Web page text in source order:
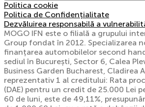
Politica cookie
Politica de Confidențialitate
Dezvăluirea responsabilă a
MOGO IFN este o filială a grupului
Group fondat în 2012. Specializarea
finanțarea automobilelor second
sediul în București, Sector 6, Calea
Business Garden Bucharest, Cladirea
reprezentativ 1 al creditului: Rata
(DAE) pentru un credit de 25.000 Lei
60 de luni, este de 49,11%,